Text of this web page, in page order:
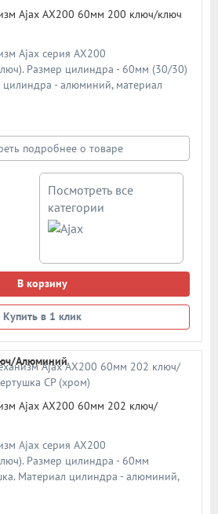
Ajax AX200 60мм 200 ключ/ключ
Ajax серия AX200
Размер цилиндра - 60мм (30/30)
- алюминий, материал
подробнее о товаре
Посмотреть все
категории
В корзину
Купить в 1 клик
Алюминий
Ajax AX200 60мм 202 ключ/
Ajax серия AX200
Размер цилиндра - 60мм
Материал цилиндра - алюминий,